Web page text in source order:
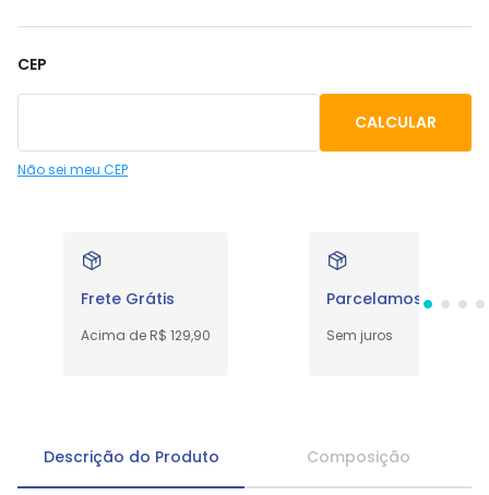
CEP
Não sei meu CEP
Frete Grátis
Acima de R$ 129,90
Parcelamos em até
Sem juros
Descrição do Produto Composição